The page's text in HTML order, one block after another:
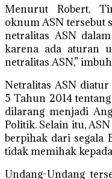
Menurut Robert,
oknum ASN tersebut
netralitas ASN
karena ada aturan
netralitas ASN,”
Netralitas ASN
5 Tahun 2014
dilarang menjadi
Politik. Selain itu,
berpihak dari segala
tidak memihak
Undang-Undang